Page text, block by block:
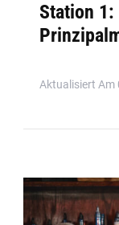
Station 1:
Aktualisiert Am